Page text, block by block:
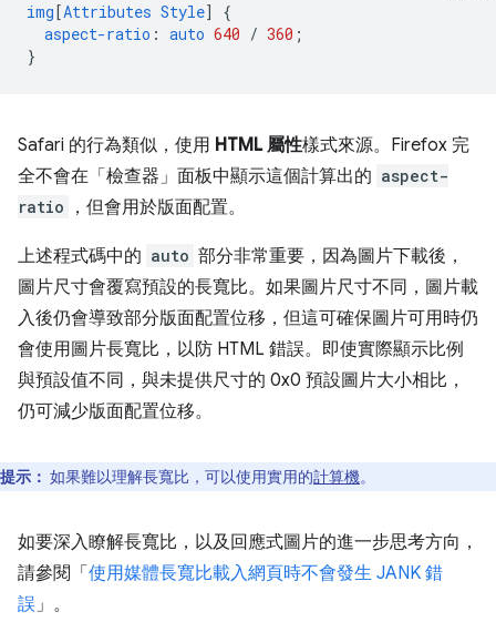
img [Attributes Style]
{
aspect-ratio : auto 640 / 360 ;
}
Safari 的行為類似，使用 HTML 屬性樣式來源。Firefox 完
全不會在「檢查器」 面板中顯示這個計算出的 aspect-
ratio
，但會用於版面配置。
上述程式碼中的 auto 部分非常重要，因為圖片下載後，
圖片尺寸會覆寫預設的長寬比。如果圖片尺寸不同，圖片載
入後仍會導致部分版面配置位移，但這可確保圖片可用時仍
會使用圖片長寬比，以防 HTML 錯誤。即使實際顯示比例
與預設值不同，與未提供尺寸的 0x0 預設圖片大小相比，
仍可減少版面配置位移。
提示： 如果難以理解長寬比，可以使用實用的計算機。
如要深入瞭解長寬比，以及回應式圖片的進一步思考方向，
請參閱「 使用媒體長寬比載入網頁時不會發生 JANK 錯
誤」。